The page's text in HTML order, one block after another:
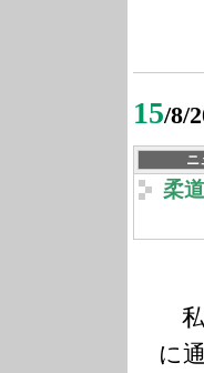
15/8/
ニ
柔
私
に